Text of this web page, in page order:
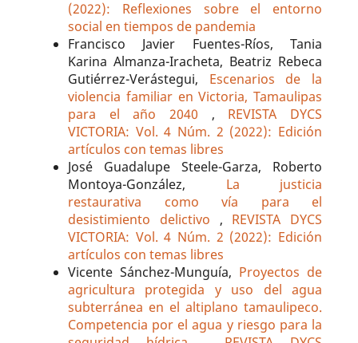
(2022): Reflexiones sobre el entorno
social en tiempos de pandemia
Francisco Javier Fuentes-Ríos, Tania
Karina Almanza-Iracheta, Beatriz Rebeca
Gutiérrez-Verástegui, Escenarios de la
violencia familiar en Victoria, Tamaulipas
para el año 2040 , REVISTA DYCS
VICTORIA: Vol. 4 Núm. 2 (2022): Edición
artículos con temas libres
José Guadalupe Steele-Garza, Roberto
Montoya-González, La justicia
restaurativa como vía para el
desistimiento delictivo , REVISTA DYCS
VICTORIA: Vol. 4 Núm. 2 (2022): Edición
artículos con temas libres
Vicente Sánchez-Munguía, Proyectos de
agricultura protegida y uso del agua
subterránea en el altiplano tamaulipeco.
Competencia por el agua y riesgo para la